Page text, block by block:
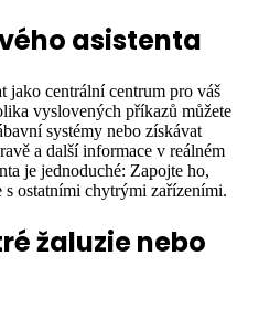
asistenta
jako centrální centrum pro váš
vyslovených příkazů můžete
systémy nebo získávat
a další informace v reálném
je jednoduché: Zapojte ho,
ostatními chytrými zařízeními.
žaluzie nebo